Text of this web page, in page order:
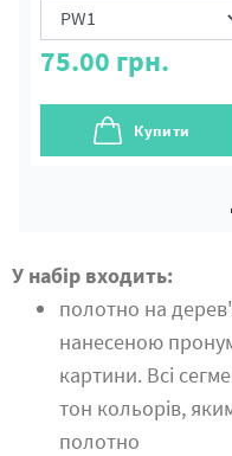
75.00 грн.
Купити
У набір входить:
полотно на
нанесеною
картини. Всі
тон кольорів,
полотно